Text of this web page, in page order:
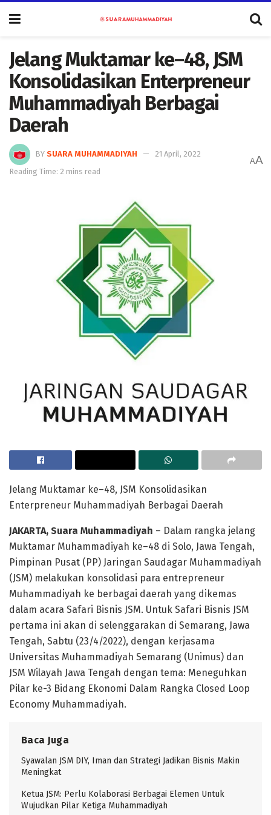
Jelang Muktamar ke–48, JSM
Konsolidasikan Enterpreneur
Muhammadiyah Berbagai
Daerah
BY SUARA MUHAMMADIYAH
21 April, 2022
Reading Time: 2 mins read
AA
Jelang Muktamar ke–48, JSM Konsolidasikan
Enterpreneur Muhammadiyah Berbagai Daerah
JAKARTA, Suara Muhammadiyah – Dalam rangka jelang
Muktamar Muhammadiyah ke–48 di Solo, Jawa Tengah,
Pimpinan Pusat (PP) Jaringan Saudagar Muhammadiyah
(JSM) melakukan konsolidasi para entrepreneur
Muhammadiyah ke berbagai daerah yang dikemas
dalam acara Safari Bisnis JSM. Untuk Safari Bisnis JSM
pertama ini akan di selenggarakan di Semarang, Jawa
Tengah, Sabtu (23/4/2022), dengan kerjasama
Universitas Muhammadiyah Semarang (Unimus) dan
JSM Wilayah Jawa Tengah dengan tema: Meneguhkan
Pilar ke-3 Bidang Ekonomi Dalam Rangka Closed Loop
Economy Muhammadiyah.
Baca Juga
Syawalan JSM DIY, Iman dan Strategi Jadikan Bisnis Makin
Meningkat
Ketua JSM: Perlu Kolaborasi Berbagai Elemen Untuk
Wujudkan Pilar Ketiga Muhammadiyah